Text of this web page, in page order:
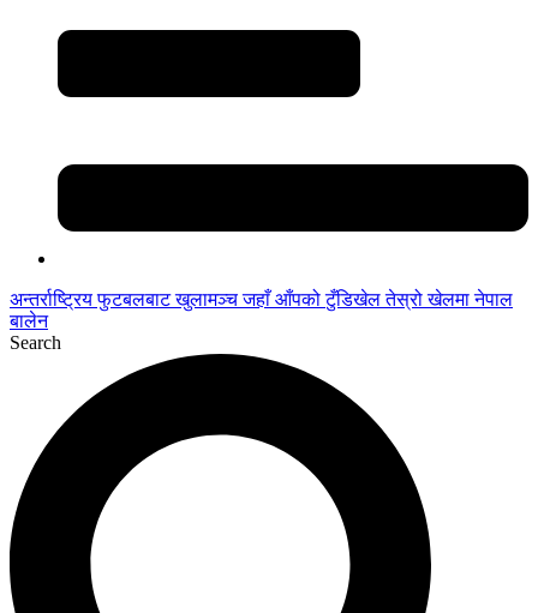
अन्तर्राष्ट्रिय फुटबलबाट खुलामञ्च जहाँ आँपको टुँडिखेल तेस्रो खेलमा नेपाल
बालेन
Search